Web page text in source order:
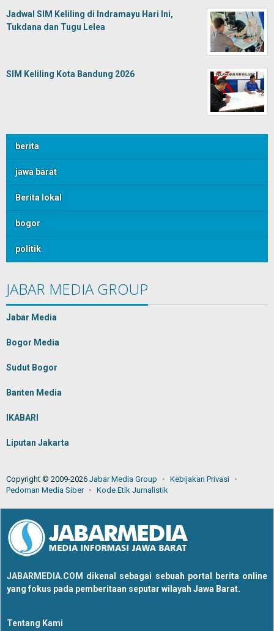
Jadwal SIM Keliling di Indramayu Hari Ini,
Tukdana dan Tugu Lelea
SIM Keliling Kota Bandung 2026
berita
jawa barat
Berita lokal
bogor
politik
JABAR MEDIA GROUP
Jabar Media
Bogor Media
Sudut Bogor
Banten Media
IKABARI
Liputan Jakarta
Copyright © 2009-2026 Jabar Media Group
Kebijakan Privasi
Pedoman Media Siber
Kode Etik Jurnalistik
JABARMEDIA.COM dikenal sebagai sebuah portal berita online
yang fokus pada pemberitaan seputar wilayah Jawa Barat.
Tentang Kami